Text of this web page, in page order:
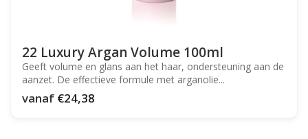
22 Luxury Argan Volume 100ml
Geeft volume en glans aan het haar, ondersteuning aan de
aanzet. De effectieve formule met arganolie...
vanaf €24,38